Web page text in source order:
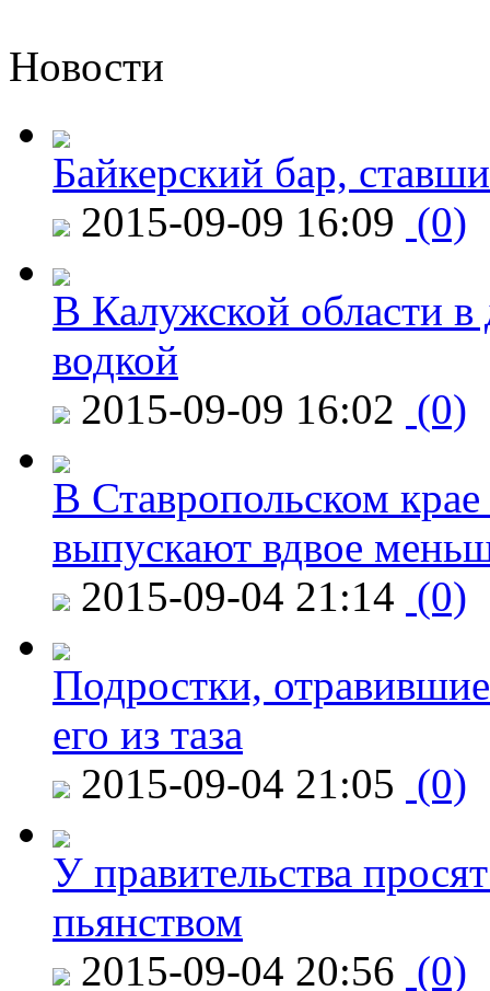
Новости
Байкерский бар,
2015-09-09 16:09 (0)
В Калужской области в
водкой
2015-09-09 16:02 (0)
В Ставропольском
выпускают вдвое
2015-09-04 21:14 (0)
Подростки,
его из таза
2015-09-04 21:05 (0)
У правительства
пьянством
2015-09-04 20:56 (0)